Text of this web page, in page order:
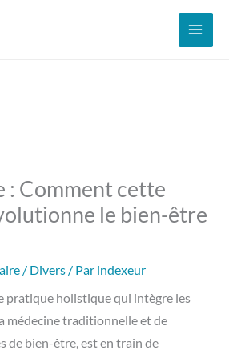
: Comment cette
le bien-être
/ Divers/ Par indexeur
pratique holistique qui intègre les
médecine traditionnelle et de
de bien-être, est en train de